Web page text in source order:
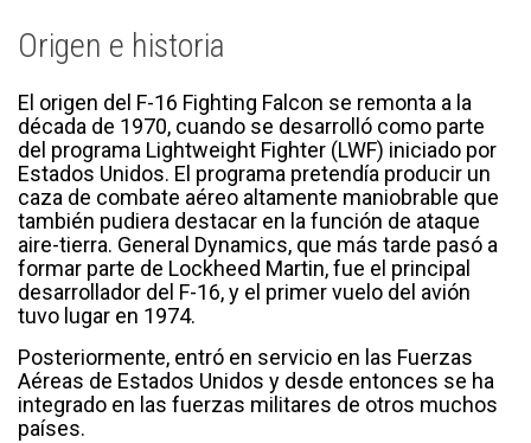
Origen e historia
El origen del F-16 Fighting Falcon se remonta a la
década de 1970, cuando se desarrolló como parte
del programa Lightweight Fighter (LWF) iniciado por
Estados Unidos. El programa pretendía producir un
caza de combate aéreo altamente maniobrable que
también pudiera destacar en la función de ataque
aire-tierra. General Dynamics, que más tarde pasó a
formar parte de Lockheed Martin, fue el principal
desarrollador del F-16, y el primer vuelo del avión
tuvo lugar en 1974.
Posteriormente, entró en servicio en las Fuerzas
Aéreas de Estados Unidos y desde entonces se ha
integrado en las fuerzas militares de otros muchos
países.